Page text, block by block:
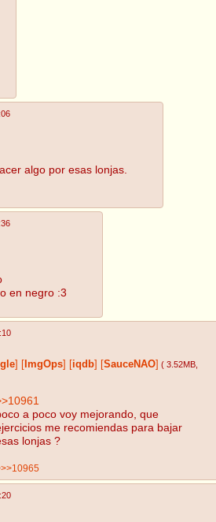
algo por esas lonjas.
en negro :3
ImgOps iqdb SauceNAO ( 3.52MB
a poco voy mejorando, que
me recomiendas para bajar
lonjas ?